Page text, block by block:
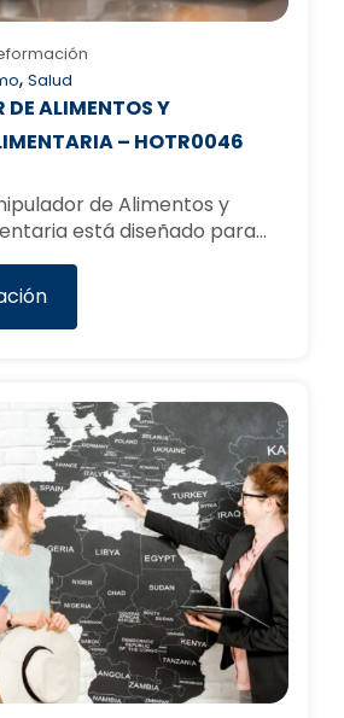
, Salud
ALIMENTOS Y
– HOTR0046
de Alimentos y
está diseñado para…